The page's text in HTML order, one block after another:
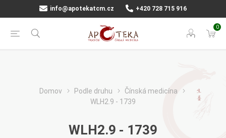
info@apotekatcm.cz +420 728 715 916
0
Domov Podle druhu
Čínská medicína
WLH2.9 - 1739
WLH2.9 - 1739